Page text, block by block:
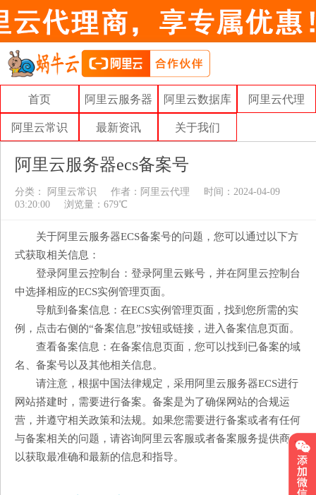
首页 阿里云服务器 阿里云数据库 阿里云代理
阿里云常识 最新资讯 关于我们
阿里云服务器ecs备案号
分类： 阿里云常识 作者： 阿里云代理
时间：2024-04-09
03:20:00
浏览量：679℃
关于阿里云服务器ECS备案号的问题，您可以通过以下方
式获取相关信息：
登录阿里云控制台：登录阿里云账号，并在阿里云控制台
中选择相应的ECS实例管理页面。
导航到备案信息：在ECS实例管理页面，找到您所需的实
例，点击右侧的“备案信息”按钮或链接，进入备案信息页面。
查看备案信息：在备案信息页面，您可以找到已备案的域
名、备案号以及其他相关信息。
请注意，根据中国法律规定，采用阿里云服务器ECS进行
网站搭建时，需要进行备案。备案是为了确保网站的合规运
营，并遵守相关政策和法规。如果您需要进行备案或者有任何
与备案相关的问题，请咨询阿里云客服或者备案服务提供商，
以获取最准确和最新的信息和指导。